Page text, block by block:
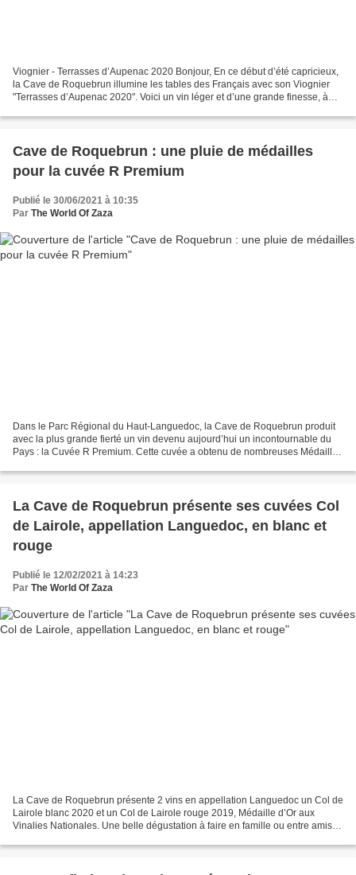
Viognier - Terrasses d’Aupenac 2020 Bonjour, En ce début d’été capricieux,
la Cave de Roquebrun illumine les tables des Français avec son Viognier
"Terrasses d’Aupenac 2020". Voici un vin léger et d’une grande finesse, à
Cave de Roquebrun : une pluie de médailles
pour la cuvée R Premium
Publié le 30/06/2021 à 10:35
Par The World Of Zaza
Dans le Parc Régional du Haut-Languedoc, la Cave de Roquebrun produit
avec la plus grande fierté un vin devenu aujourd’hui un incontournable du
Pays : la Cuvée R Premium. Cette cuvée a obtenu de nombreuses Médailles
La Cave de Roquebrun présente ses cuvées Col
de Lairole, appellation Languedoc, en blanc et
rouge
Publié le 12/02/2021 à 14:23
Par The World Of Zaza
La Cave de Roquebrun présente 2 vins en appellation Languedoc un Col de
Lairole blanc 2020 et un Col de Lairole rouge 2019, Médaille d’Or aux
Vinalies Nationales. Une belle dégustation à faire en famille ou entre amis à